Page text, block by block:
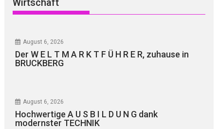
Wirtschaft
August 6, 2026
Der W E L T M A R K T F Ü H R E R, zuhause in
BRUCKBERG
August 6, 2026
Hochwertige A U S B I L D U N G dank
modernster TECHNIK